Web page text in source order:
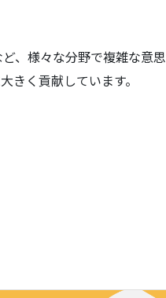
、様々な分野で複雑な意
く貢献しています。